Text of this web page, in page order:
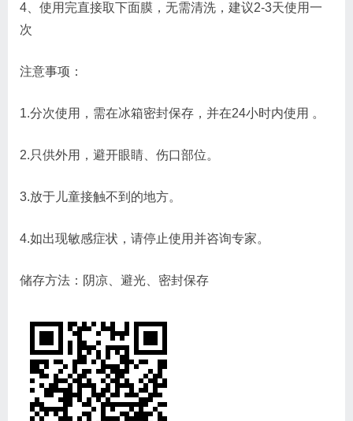
4、使用完直接取下面膜，无需清洗，建议2-3天使用一
次
注意事项：
1.分次使用，需在冰箱密封保存，并在24小时内使用 。
2.只供外用，避开眼睛、伤口部位。
3.放于儿童接触不到的地方。
4.如出现敏感症状，请停止使用并咨询专家。
储存方法：阴凉、避光、密封保存